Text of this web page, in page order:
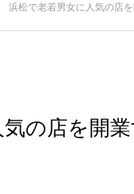
浜松で老若男女に人気の店
の店を開